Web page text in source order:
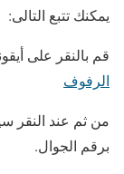
يمكنك تتبع التالى:
قم بالنقر على
الرفوف
من ثم عند النقر
برقم الجوال.